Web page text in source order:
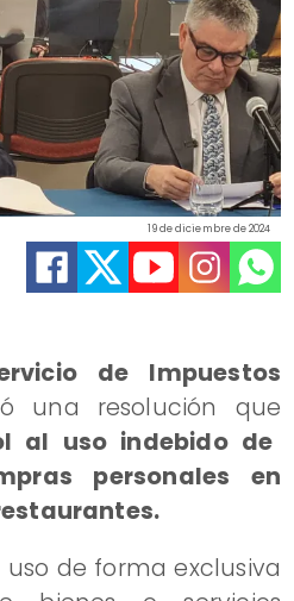
19 de diciembre de 2024
de Impuestos
una resolución que
al uso indebido de
personales en
uso de forma exclusiva